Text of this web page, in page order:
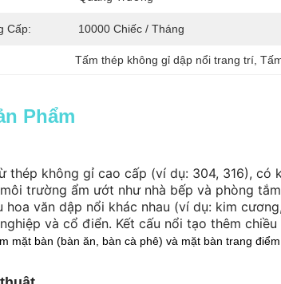
Cấp: 10000 Chiếc / Tháng
Tấm thép không gỉ dập nổi trang trí,
Phẩm
thép không gỉ cao cấp (ví dụ: 304, 316), có
trường ẩm ướt như nhà bếp và phòng
hoa văn dập nổi khác nhau (ví dụ: kim
và cổ điển. Kết cấu nổi tạo thêm
mặt bàn (bàn ăn, bàn cà phê) và mặt bàn trang